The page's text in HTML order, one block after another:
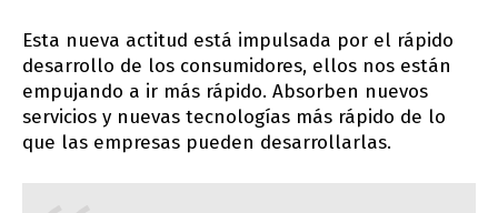
Esta nueva actitud está impulsada por el rápido
desarrollo de los consumidores, ellos nos están
empujando a ir más rápido. Absorben nuevos
servicios y nuevas tecnologías más rápido de lo
que las empresas pueden desarrollarlas.